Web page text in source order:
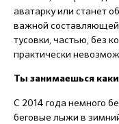
аватарку или станет
важной
тусовки, частью, без
практически
Ты занимаешься
С 2014 года немного
беговые лыжи в